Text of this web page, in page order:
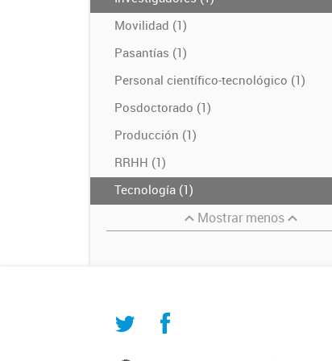
Movilidad (1)
Pasantías (1)
Personal científico-tecnológico (1)
Posdoctorado (1)
Producción (1)
RRHH (1)
Tecnología (1)
Mostrar menos